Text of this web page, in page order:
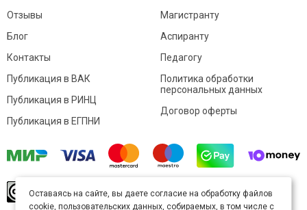
Отзывы
Блог
Контакты
Магистранту
Аспиранту
Педагогу
Публикация в ВАК
Публикация в РИНЦ
Публикация в ЕГПНИ
Политика обработки
персональных данных
Договор оферты
произведение доступно полицензии Creative
Оставаясь на сайте, вы даете согласие на обработку файлов
cookie, пользовательских данных, собираемых, в том числе с